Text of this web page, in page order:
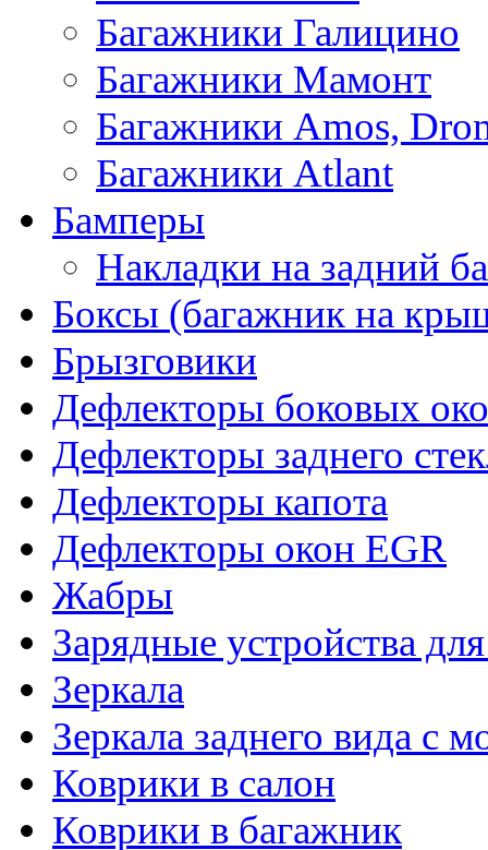
Багажники Галицино
Багажники Мамонт
Багажники Amos,
Багажники Atlant
Бамперы
Накладки на задний
Боксы (багажник на
Брызговики
Дефлекторы боковых
Дефлекторы заднего
Дефлекторы капота
Дефлекторы окон EGR
Жабры
Зарядные устройства
Зеркала
Зеркала заднего вида с
Коврики в салон
Коврики в багажник